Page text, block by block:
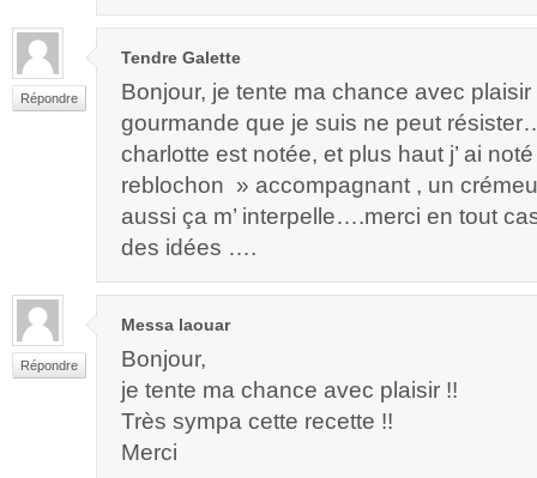
Répondre
Tendre Galette
Bonjour, je tente ma chance avec
gourmande que je suis ne peut
charlotte est notée, et plus haut j’ ai
reblochon » accompagnant , un
aussi ça m’ interpelle….merci en tout
des idées ….
Répondre
Messa laouar
Bonjour,
je tente ma chance avec plaisir !!
Très sympa cette recette !!
Merci